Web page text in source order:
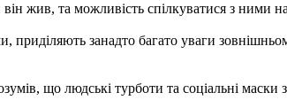
жив, та можливість спілкуватися з ними
занадто багато уваги
що людські турботи та соціальні маски